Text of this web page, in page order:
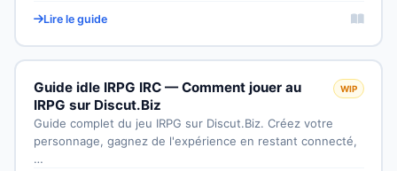
Lire le guide
Guide idle IRPG IRC — Comment jouer au
IRPG sur Discut.Biz
WIP
Guide complet du jeu IRPG sur Discut.Biz. Créez votre
personnage, gagnez de l'expérience en restant connecté,
…